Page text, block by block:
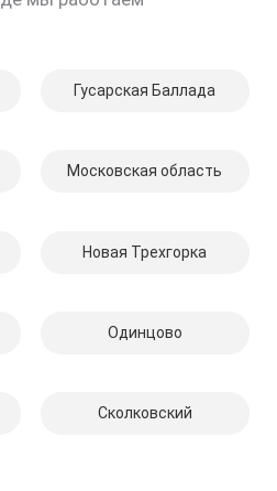
Гусарская Баллада
Московская область
Новая Трехгорка
Одинцово
Сколковский